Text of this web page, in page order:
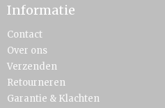
Informatie
Contact
Over ons
Verzenden
Retourneren
Garantie & Klachten